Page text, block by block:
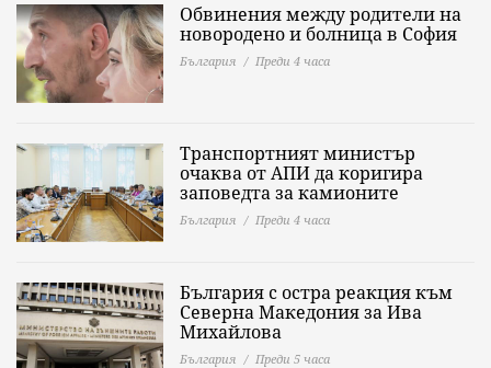
Обвинения между родители на
новородено и болница в София
България Преди 4 часа
Транспортният министър
очаква от АПИ да коригира
заповедта за камионите
България Преди 4 часа
България с остра реакция към
Северна Македония за Ива
Михайлова
България Преди 5 часа